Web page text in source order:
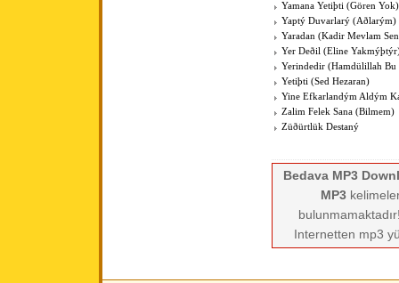
Yamana Yetiþti (Gören Yok)
Yaptý Duvarlarý (Aðlarým)
Yaradan (Kadir Mevlam
Yer Deðil (Eline
Yerindedir (Hamdülillah Bu
Yetiþti (Sed Hezaran)
Yine Efkarlandým Aldým
Zalim Felek Sana (Bilmem)
Züðürtlük Destaný
Bedava MP3
MP3
Internetten mp3